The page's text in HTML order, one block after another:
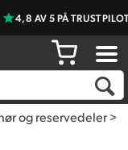
4,8 AV 5 PÅ TRUSTPILOT
og reservedeler>